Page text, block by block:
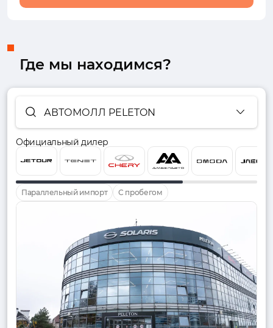
Где мы находимся?
АВТОМОЛЛ PELETON
Официальный дилер
Параллельный импорт С пробегом